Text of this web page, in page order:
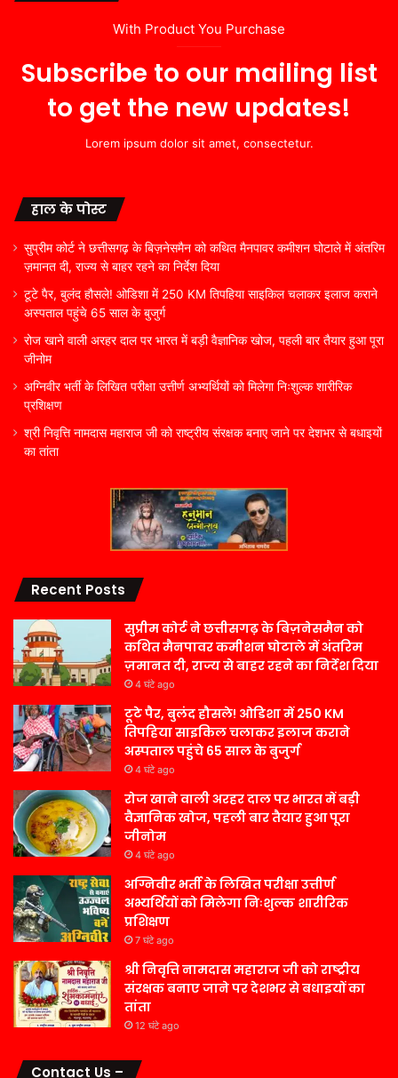
With Product You Purchase
Subscribe to our mailing list
to get the new updates!
Lorem ipsum dolor sit amet, consectetur.
हाल के पोस्ट
सुप्रीम कोर्ट ने छत्तीसगढ़ के बिज़नेसमैन को कथित मैनपावर कमीशन घोटाले में अंतरिम
ज़मानत दी, राज्य से बाहर रहने का निर्देश दिया
टूटे पैर, बुलंद हौसले! ओडिशा में 250 KM तिपहिया साइकिल चलाकर इलाज कराने
अस्पताल पहुंचे 65 साल के बुजुर्ग
रोज खाने वाली अरहर दाल पर भारत में बड़ी वैज्ञानिक खोज, पहली बार तैयार हुआ पूरा
जीनोम
अग्निवीर भर्ती के लिखित परीक्षा उत्तीर्ण अभ्यर्थियों को मिलेगा निःशुल्क शारीरिक
प्रशिक्षण
श्री निवृत्ति नामदास महाराज जी को राष्ट्रीय संरक्षक बनाए जाने पर देशभर से बधाइयों
का तांता
Recent Posts
सुप्रीम कोर्ट ने छत्तीसगढ़ के बिज़नेसमैन को
कथित मैनपावर कमीशन घोटाले में अंतरिम
ज़मानत दी, राज्य से बाहर रहने का निर्देश दिया
4 घंटे ago
टूटे पैर, बुलंद हौसले! ओडिशा में 250 KM
तिपहिया साइकिल चलाकर इलाज कराने
अस्पताल पहुंचे 65 साल के बुजुर्ग
4 घंटे ago
रोज खाने वाली अरहर दाल पर भारत में बड़ी
वैज्ञानिक खोज, पहली बार तैयार हुआ पूरा
जीनोम
4 घंटे ago
अग्निवीर भर्ती के लिखित परीक्षा उत्तीर्ण
अभ्यर्थियों को मिलेगा निःशुल्क शारीरिक
प्रशिक्षण
7 घंटे ago
श्री निवृत्ति नामदास महाराज जी को राष्ट्रीय
संरक्षक बनाए जाने पर देशभर से बधाइयों का
तांता
12 घंटे ago
Contact Us –